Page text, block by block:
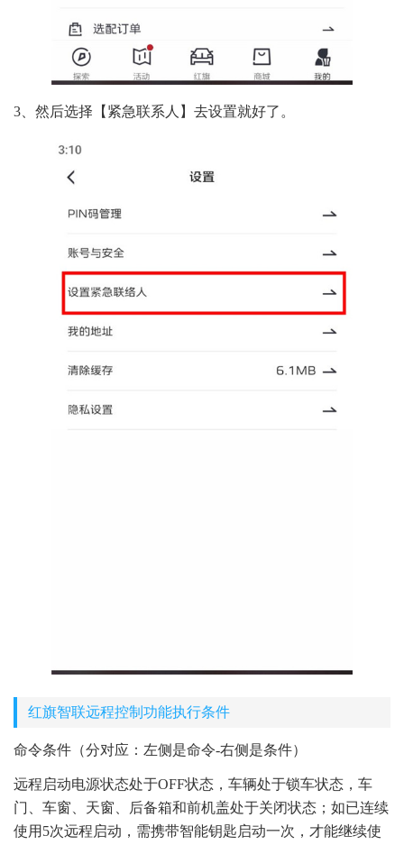
3、然后选择【紧急联系人】去设置就好了。
红旗智联远程控制功能执行条件
命令条件（分对应：左侧是命令-右侧是条件）
远程启动电源状态处于OFF状态，车辆处于锁车状态，车
门、车窗、天窗、后备箱和前机盖处于关闭状态；如已连续
使用5次远程启动，需携带智能钥匙启动一次，才能继续使